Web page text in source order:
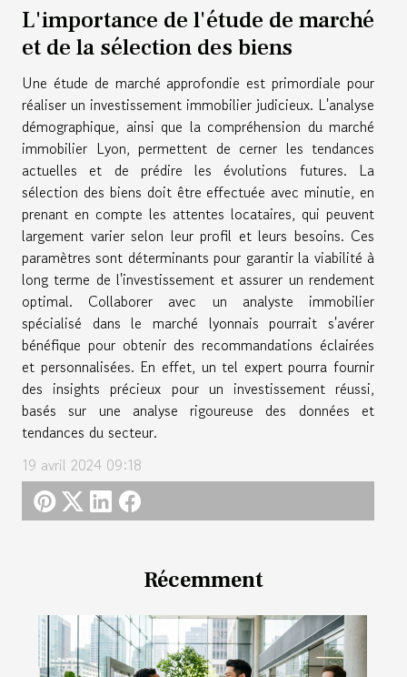
L'importance de l'étude de marché
et de la sélection des biens
Une étude de marché approfondie est primordiale pour
réaliser un investissement immobilier judicieux. L'analyse
démographique, ainsi que la compréhension du marché
immobilier Lyon, permettent de cerner les tendances
actuelles et de prédire les évolutions futures. La
sélection des biens doit être effectuée avec minutie, en
prenant en compte les attentes locataires, qui peuvent
largement varier selon leur profil et leurs besoins. Ces
paramètres sont déterminants pour garantir la viabilité à
long terme de l'investissement et assurer un rendement
optimal. Collaborer avec un analyste immobilier
spécialisé dans le marché lyonnais pourrait s'avérer
bénéfique pour obtenir des recommandations éclairées
et personnalisées. En effet, un tel expert pourra fournir
des insights précieux pour un investissement réussi,
basés sur une analyse rigoureuse des données et
tendances du secteur.
19 avril 2024 09:18
Récemment